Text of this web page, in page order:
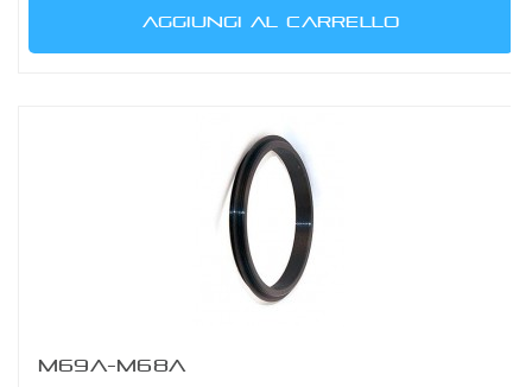
AGGIUNGI AL CARRELLO
M69A-M68A